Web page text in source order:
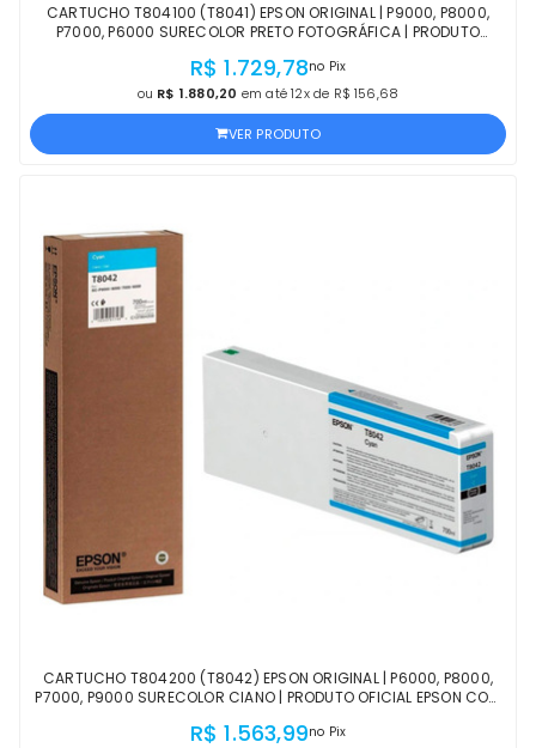
CARTUCHO T804100 (T8041) EPSON ORIGINAL | P9000, P8000,
P7000, P6000 SURECOLOR PRETO FOTOGRÁFICA | PRODUTO
R$ 1.729,78no Pix
ou R$ 1.880,20 em até 12x de R$ 156,68
VER PRODUTO
CARTUCHO T804200 (T8042) EPSON ORIGINAL | P6000, P8000,
P7000, P9000 SURECOLOR CIANO | PRODUTO OFICIAL EPSON COM
R$ 1.563,99no Pix